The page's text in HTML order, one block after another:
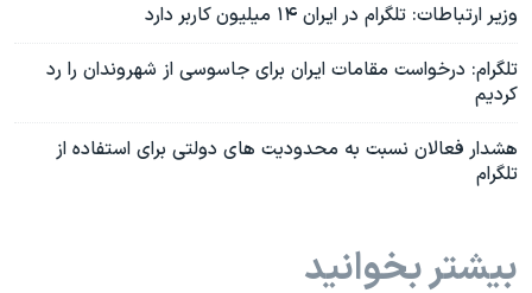
وزیر ارتباطات: تلگرام در ایران ۱۴ میلیون کاربر دارد
تلگرام: درخواست مقامات ایران برای جاسوسی از شهروندان را رد
کردیم
هشدار فعالان نسبت به محدودیت های دولتی برای استفاده از
تلگرام
بیشتر بخوانید